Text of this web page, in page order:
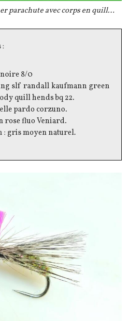
parachute avec corps en quill...
:
noire 8/0
slf randall kaufmann green
quill hends bq 22.
pardo corzuno.
rose fluo Veniard.
: gris moyen naturel.